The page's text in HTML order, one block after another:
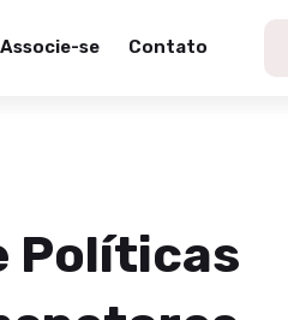
Associe-se Contato
Políticas